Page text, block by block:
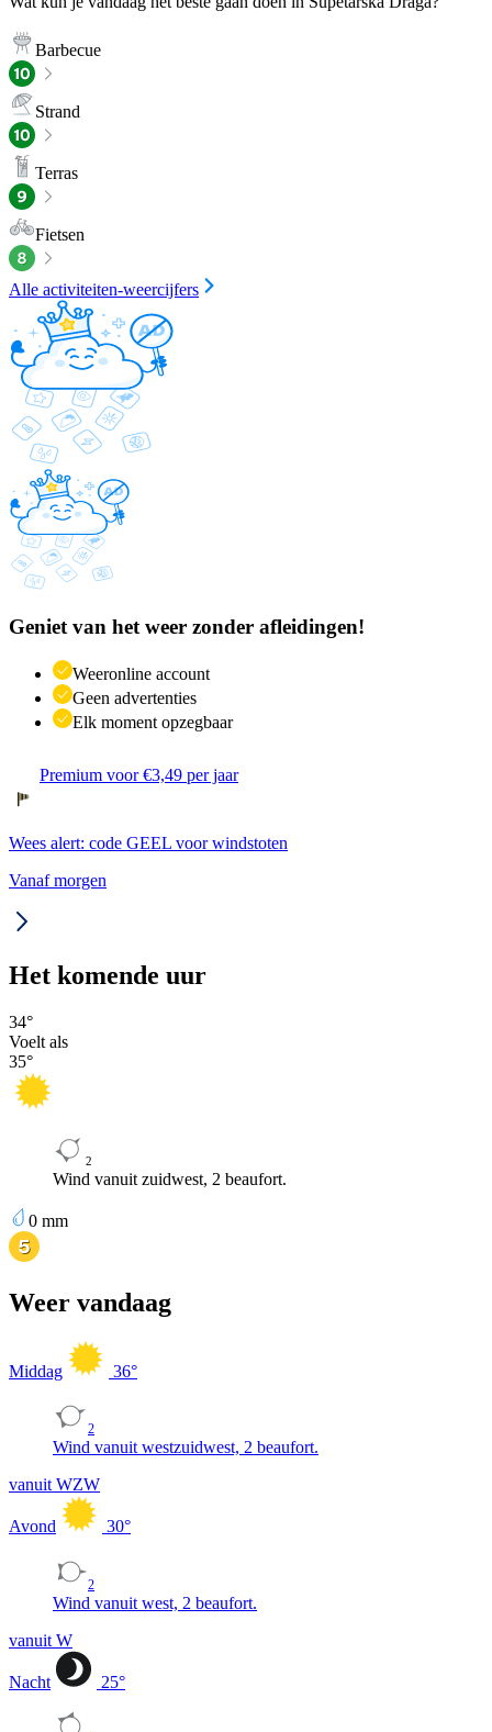
Barbecue
Strand
Terras
Fietsen
Alle activiteiten-weercijfers
Geniet van het weer zonder afleidingen!
Weeronline account
Geen advertenties
Elk moment opzegbaar
Premium voor €3,49 per jaar
Wees alert: code GEEL voor windstoten
Vanaf morgen
Het komende uur
34°
Voelt als
35°
2
Wind vanuit zuidwest, 2 beaufort.
0 mm
Weer vandaag
Middag 36°
2
Wind vanuit westzuidwest, 2 beaufort.
vanuit WZW
Avond 30°
2
Wind vanuit west, 2 beaufort.
vanuit W
Nacht 25°